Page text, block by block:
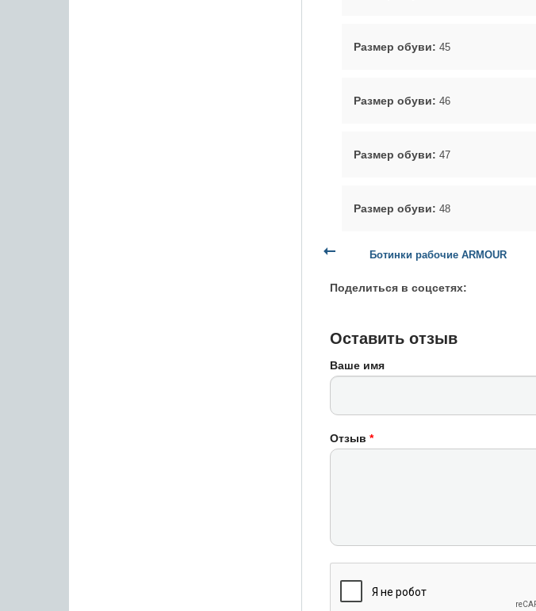
Размер обуви: 45
Размер обуви: 46
Размер обуви: 47
Размер обуви: 48
Ботинки рабочие ARMOUR
Поделиться в соцсетях:
Оставить отзыв
Ваше имя
Отзыв *